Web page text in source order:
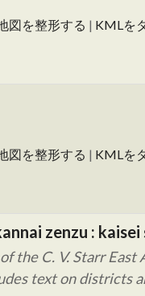
図を整形する | KMLを
図を整形する | KMLを
zenzu :
of the C. V. Starr
text on districts